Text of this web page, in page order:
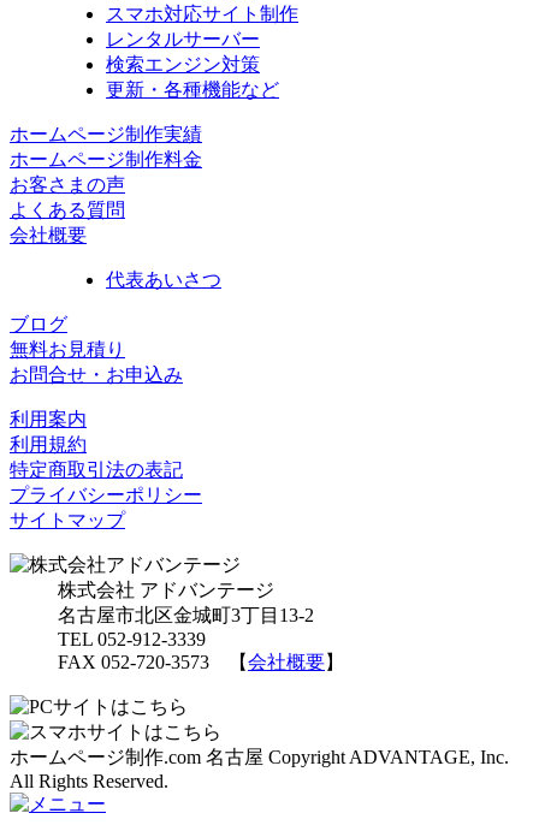
スマホ対応サイト制作
レンタルサーバー
検索エンジン対策
更新・各種機能など
ホームページ制作実績
ホームページ制作料金
お客さまの声
よくある質問
会社概要
代表あいさつ
ブログ
無料お見積り
お問合せ・お申込み
利用案内
利用規約
特定商取引法の表記
プライバシーポリシー
サイトマップ
株式会社 アドバンテージ
名古屋市北区金城町3丁目13-2
TEL 052-912-3339
FAX 052-720-3573 【会社概要】
ホームページ制作.com 名古屋 Copyright ADVANTAGE, Inc.
All Rights Reserved.